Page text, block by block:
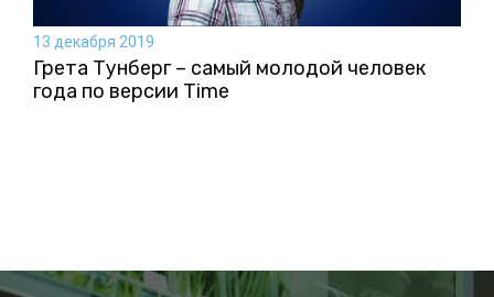
13 декабря 2019
Грета Тунберг – самый молодой человек
года по версии Time